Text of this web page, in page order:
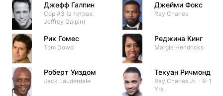
Джефф Галпин
Cop #3 (в титрах:
Jeffrey Galpin)
Рик Гомес
Tom Dowd
Роберт Уиздом
Jack Lauderdale
Джейми Фокс
Ray Charles
Реджина Кинг
Margie Hendricks
Текуан Ричмонд
Ray Charles Jr. - 9-10
Yrs.